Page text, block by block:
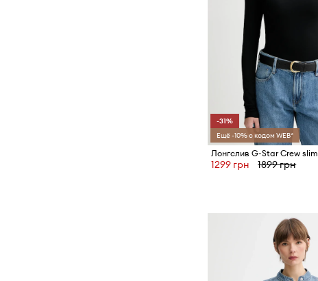
-31%
Ещё -10% с кодом WEB*
Лонгслив G-Star Crew slim
1299 грн 1899 грн